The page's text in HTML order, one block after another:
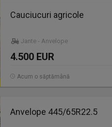
Cauciucuri agricole
Jante - Anvelope
4.500 EUR
Acum o săptămână
Anvelope 445/65R22.5